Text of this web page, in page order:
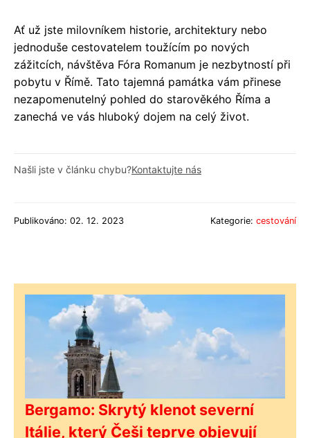
Ať už jste milovníkem historie, architektury nebo
jednoduše cestovatelem toužícím po nových
zážitcích, návštěva Fóra Romanum je nezbytností při
pobytu v Římě. Tato tajemná památka vám přinese
nezapomenutelný pohled do starověkého Říma a
zanechá ve vás hluboký dojem na celý život.
Našli jste v článku chybu?Kontaktujte nás
Publikováno: 02. 12. 2023 Kategorie: cestování
Bergamo: Skrytý klenot severní
Itálie, který Češi teprve objevují